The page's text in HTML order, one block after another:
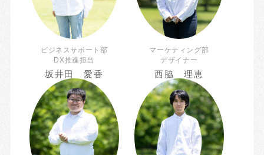
ビジネスサポート部
DX推進担当
坂井田 愛香
マーケティング部
デザイナー
西脇 理恵